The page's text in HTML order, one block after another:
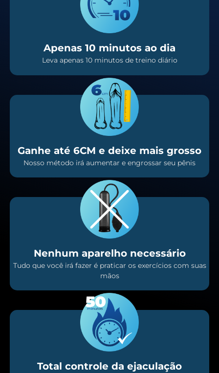
Apenas 10 minutos ao dia
Leva apenas 10 minutos de treino diário
Ganhe até 6CM e deixe mais grosso
Nosso método irá aumentar e engrossar seu pênis
Nenhum aparelho necessário
Tudo que você irá fazer é praticar os exercícios com suas
mãos
Total controle da ejaculação